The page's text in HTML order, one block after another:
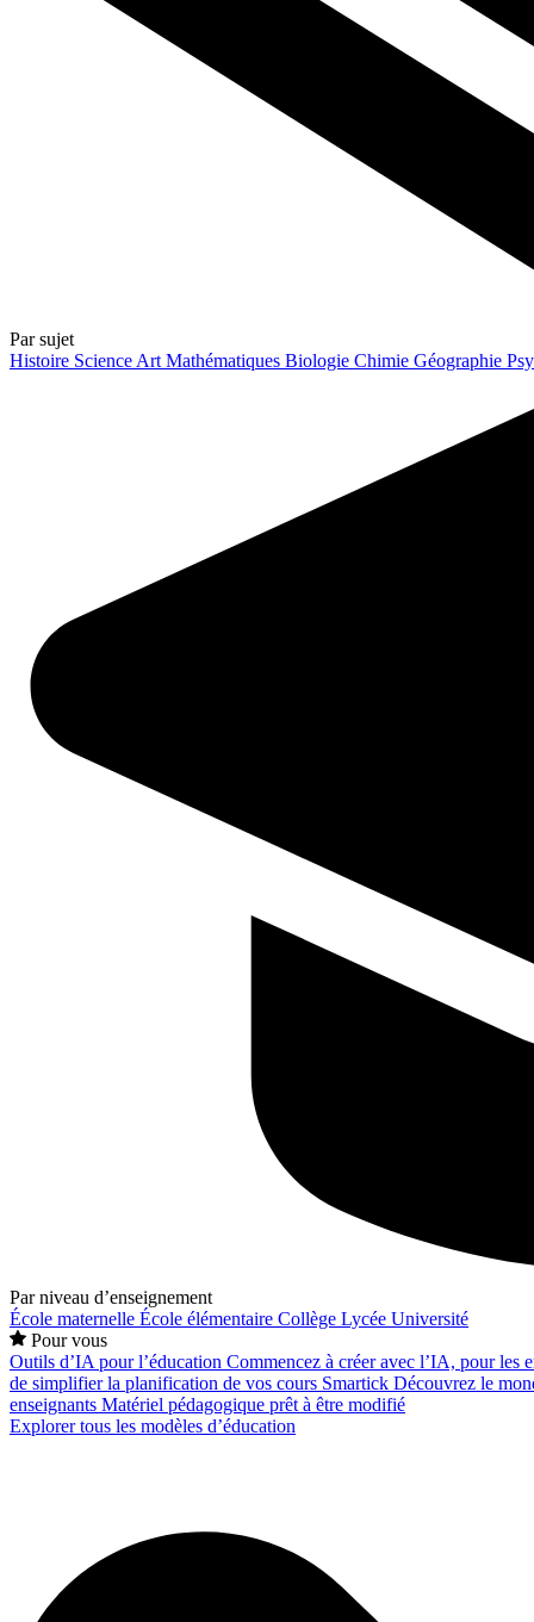
Par sujet
Histoire Science Art Mathématiques Biologie Chimie Géographie
Par niveau d’enseignement
École maternelle École élémentaire Collège Lycée Université
Pour vous
Outils d’IA pour l’éducation Commencez à créer avec l’IA, pour les
de simplifier la planification de vos cours Smartick Découvrez le
enseignants Matériel pédagogique prêt à être modifié
Explorer tous les modèles d’éducation